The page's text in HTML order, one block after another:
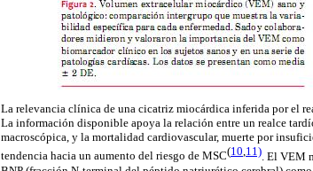
La relevancia clínica de una cicatriz miocárdica inferida por el
La información disponible apoya la relación entre un realce
macroscópica, y la mortalidad cardiovascular, muerte por
tendencia hacia un aumento del riesgo de MSC(10,11) El VEM